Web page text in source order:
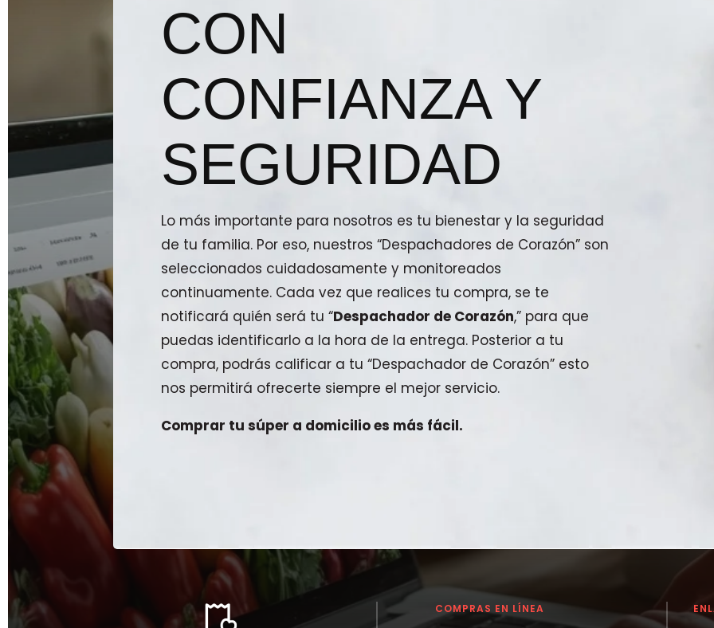
CON
CONFIANZA Y
SEGURIDAD
Lo más importante para nosotros es tu bienestar y la seguridad
de tu familia. Por eso, nuestros “Despachadores de Corazón” son
seleccionados cuidadosamente y monitoreados
continuamente. Cada vez que realices tu compra, se te
notificará quién será tu “Despachador de Corazón,” para que
puedas identificarlo a la hora de la entrega. Posterior a tu
compra, podrás calificar a tu “Despachador de Corazón” esto
nos permitirá ofrecerte siempre el mejor servicio.
Comprar tu súper a domicilio es más fácil.
COMPRAS EN LÍNEA